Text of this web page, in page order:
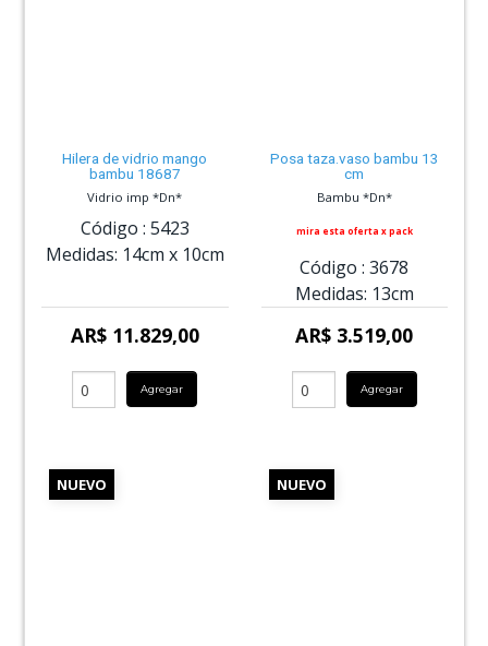
Hilera de vidrio mango
bambu 18687
Vidrio imp *Dn*
Código : 5423
Medidas: 14cm x 10cm
AR$ 11.829,00
Agregar
Posa taza.vaso bambu 13
cm
Bambu *Dn*
mira esta oferta x pack
Código : 3678
Medidas: 13cm
AR$ 3.519,00
Agregar
NUEVO NUEVO